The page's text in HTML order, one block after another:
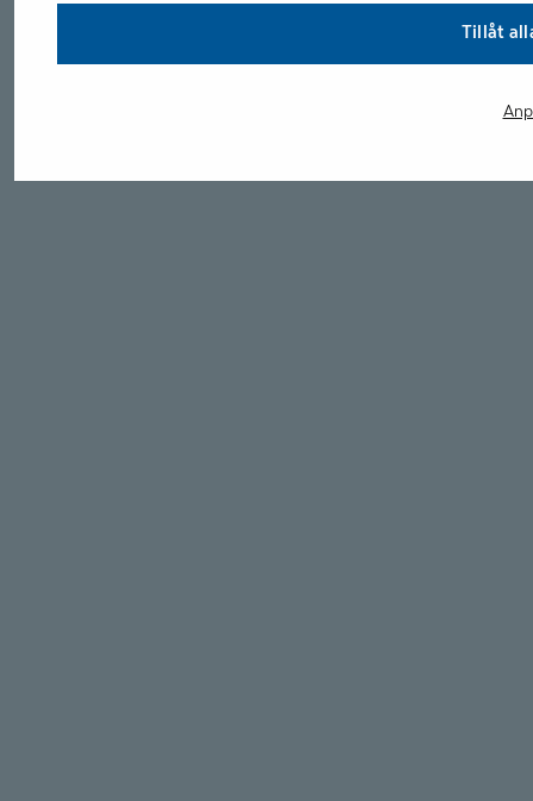
Tillåt